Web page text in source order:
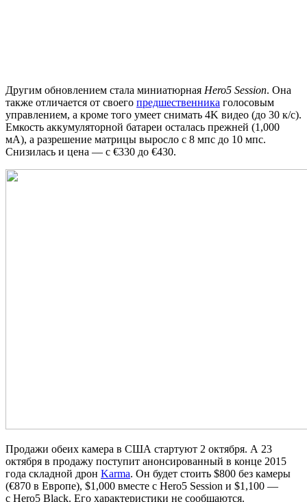
Другим обновлением стала миниатюрная Hero5 Session. Она
также отличается от своего предшественника голосовым
управлением, а кроме того умеет снимать 4K видео (до 30 к/с).
Емкость аккумуляторной батареи осталась прежней (1,000
мА), а разрешение матрицы выросло с 8 мпс до 10 мпс.
Снизилась и цена — с €330 до €430.
Продажи обеих камера в США стартуют 2 октября. А 23
октября в продажу поступит анонсированный в конце 2015
года складной дрон Karma. Он будет стоить $800 без камеры
(€870 в Европе), $1,000 вместе с Hero5 Session и $1,100 —
с Hero5 Black. Его характеристики не сообщаются.